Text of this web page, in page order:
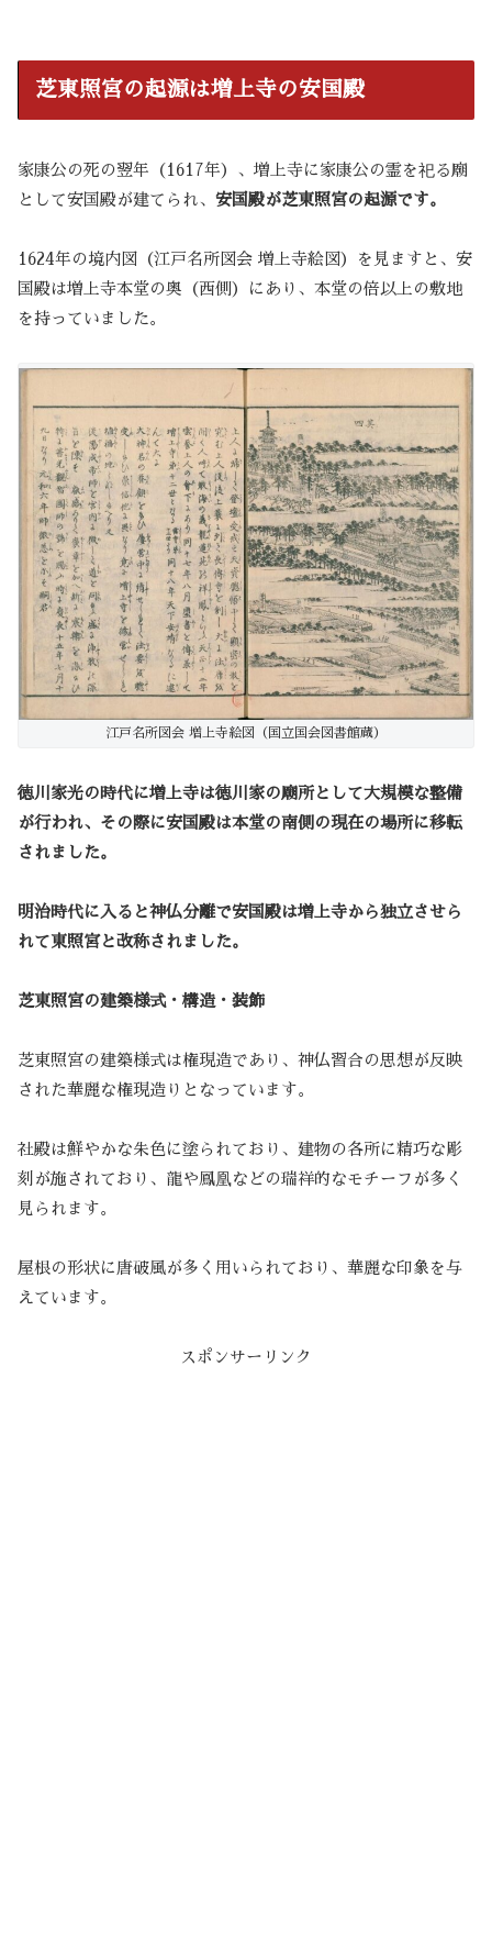
芝東照宮の起源は増上寺の安国殿
家康公の死の翌年（1617年）、増上寺に家康公の霊を祀る廟
として安国殿が建てられ、 安国殿が芝東照宮の起源です。
1624年の境内図（江戸名所図会 増上寺絵図）を見ますと、安
国殿は増上寺本堂の奥（西側）にあり、本堂の倍以上の敷地
を持っていました。
江戸名所図会 増上寺絵図（国立国会図書館蔵）
徳川家光の時代に増上寺は徳川家の廟所として大規模な整備
が行われ、その際に安国殿は本堂の南側の現在の場所に移転
されました。
明治時代に入ると神仏分離で安国殿は増上寺から独立させら
れて東照宮と改称されました。
芝東照宮の建築様式・構造・装飾
芝東照宮の建築様式は権現造であり、神仏習合の思想が反映
された華麗な権現造りとなっています。
社殿は鮮やかな朱色に塗られており、建物の各所に精巧な彫
刻が施されており、龍や鳳凰などの瑞祥的なモチーフが多く
見られます。
屋根の形状に唐破風が多く用いられており、華麗な印象を与
えています。
スポンサーリンク